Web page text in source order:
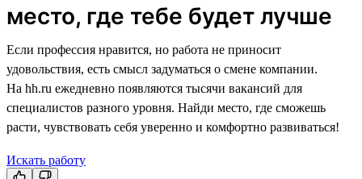
место, где тебе будет лучше
Если профессия нравится, но работа не приносит
удовольствия, есть смысл задуматься о смене компании.
На hh.ru ежедневно появляются тысячи вакансий для
специалистов разного уровня. Найди место, где сможешь
расти, чувствовать себя уверенно и комфортно развиваться!
Искать работу